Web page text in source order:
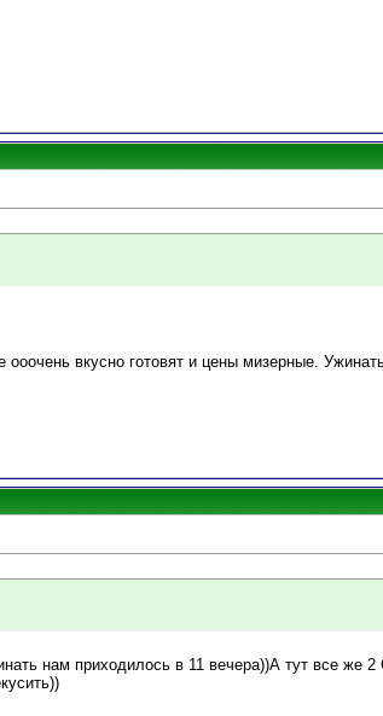
вкусно готовят и цены мизерные.
нам приходилось в 11 вечера))А тут все же